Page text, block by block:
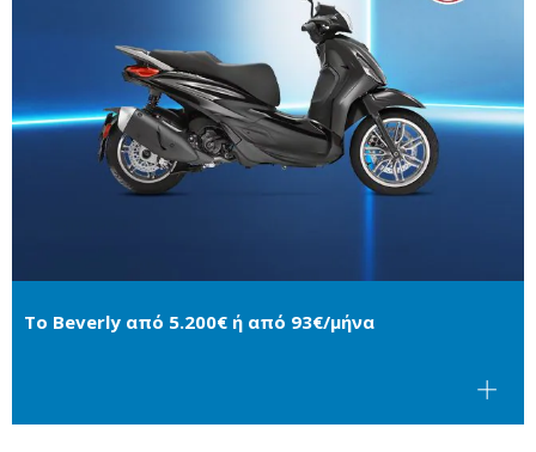
Το Beverly από 5.200€ ή από 93€/μήνα